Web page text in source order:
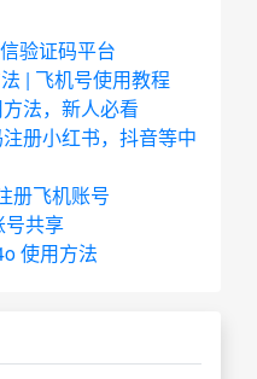
验证码平台
| 飞机号使用教程
方法，新人必看
册小红书，抖音等中
册飞机账号
号共享
使用方法